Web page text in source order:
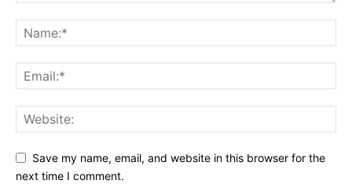
Save my name, email, and website in this browser for the
next time I comment.